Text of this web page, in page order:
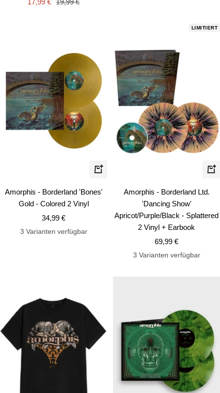
In
Amorphis - Borderland 'Bones'
Gold - Colored 2 Vinyl
Angebotspreis
34,99 €
3 Varianten verfügbar
LIMITIERT
In
Amorphis - Borderland Ltd.
'Dancing Show'
Apricot/Purple/Black - Splattered
2 Vinyl + Earbook
Angebotspreis
69,99 €
3 Varianten verfügbar